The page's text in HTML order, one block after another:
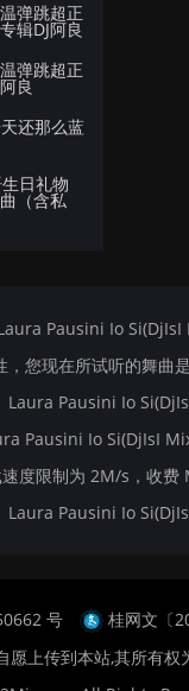
弹跳超正
辑DJ阿良
弹跳超正
良
还那么蓝
日礼物
（含私
Pausini Io
，您现在所试听的舞
Laura Pausini Io
Pausini Io Si(DjIsI
度限制为 2M/s，收费
Laura Pausini Io
号 桂网文〔
愿上传到本站,其所有